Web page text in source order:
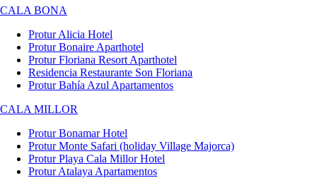
CALA BONA
Protur Alicia Hotel
Protur Bonaire Aparthotel
Protur Floriana Resort Aparthotel
Residencia Restaurante Son Floriana
Protur Bahía Azul Apartamentos
CALA MILLOR
Protur Bonamar Hotel
Protur Monte Safari (holiday Village Majorca)
Protur Playa Cala Millor Hotel
Protur Atalaya Apartamentos